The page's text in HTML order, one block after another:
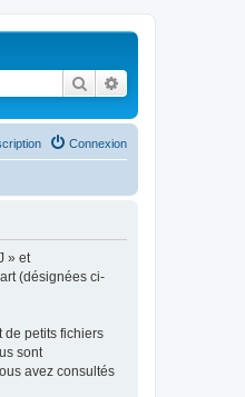
Rechercher
Connexion
» et
(désignées ci-
de petits fichiers
sont
avez consultés